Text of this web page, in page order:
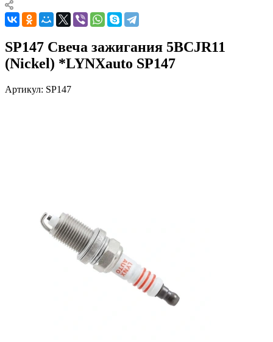
SP147 Свеча зажигания 5BCJR11
(Nickel) *LYNXauto SP147
Артикул: SP147